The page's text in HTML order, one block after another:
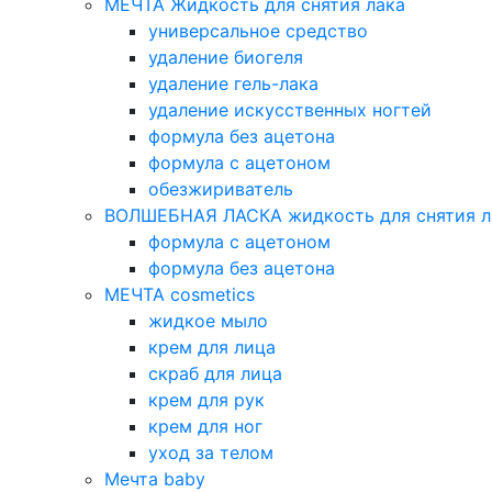
универсальное средство
удаление биогеля
удаление гель-лака
удаление искусственных ногтей
формула без ацетона
формула с ацетоном
обезжириватель
ВОЛШЕБНАЯ ЛАСКА жидкость для снятия
формула с ацетоном
формула без ацетона
МЕЧТА cosmetics
жидкое мыло
крем для лица
скраб для лица
крем для рук
крем для ног
уход за телом
Мечта baby